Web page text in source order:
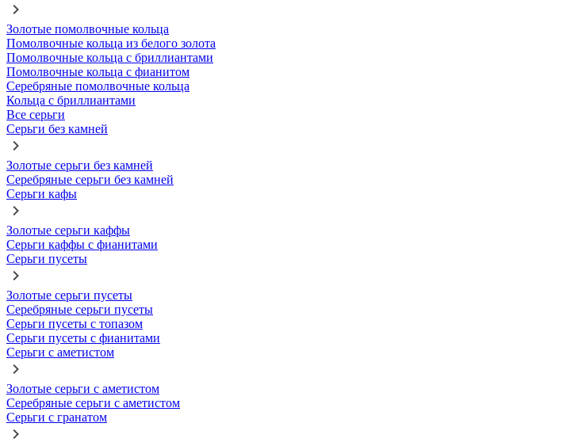
Золотые помолвочные кольца
Помолвочные кольца из белого золота
Помолвочные кольца с бриллиантами
Помолвочные кольца с фианитом
Серебряные помолвочные кольца
Кольца с бриллиантами
Все серьги
Серьги без камней
Золотые серьги без камней
Серебряные серьги без камней
Серьги кафы
Золотые серьги каффы
Серьги каффы с фианитами
Серьги пусеты
Золотые серьги пусеты
Серебряные серьги пусеты
Серьги пусеты с топазом
Серьги пусеты с фианитами
Серьги с аметистом
Золотые серьги с аметистом
Серебряные серьги с аметистом
Серьги с гранатом